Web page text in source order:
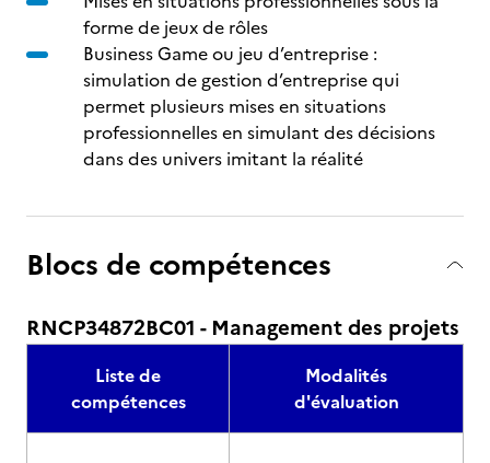
forme de jeux de rôles
Business Game ou jeu d’entreprise :
simulation de gestion d’entreprise qui
permet plusieurs mises en situations
professionnelles en simulant des décisions
dans des univers imitant la réalité
Blocs de compétences
RNCP34872BC01 - Management des projets
Liste de
compétences
Modalités
d'évaluation